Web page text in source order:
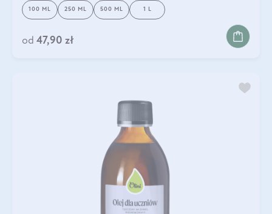
100 ML 250 ML 500 ML 1 L
od 47,90 zł